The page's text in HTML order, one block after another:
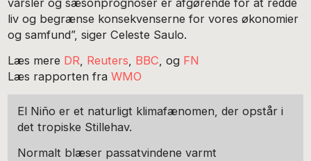
varsler og sæsonprognoser er afgørende for at redde
liv og begrænse konsekvenserne for vores økonomier
og samfund”, siger Celeste Saulo.
Læs mere DR, Reuters, BBC, og FN
Læs rapporten fraWMO
El Niño er et naturligt klimafænomen, der opstår i
det tropiske Stillehav.
Normalt blæser passatvindene varmt